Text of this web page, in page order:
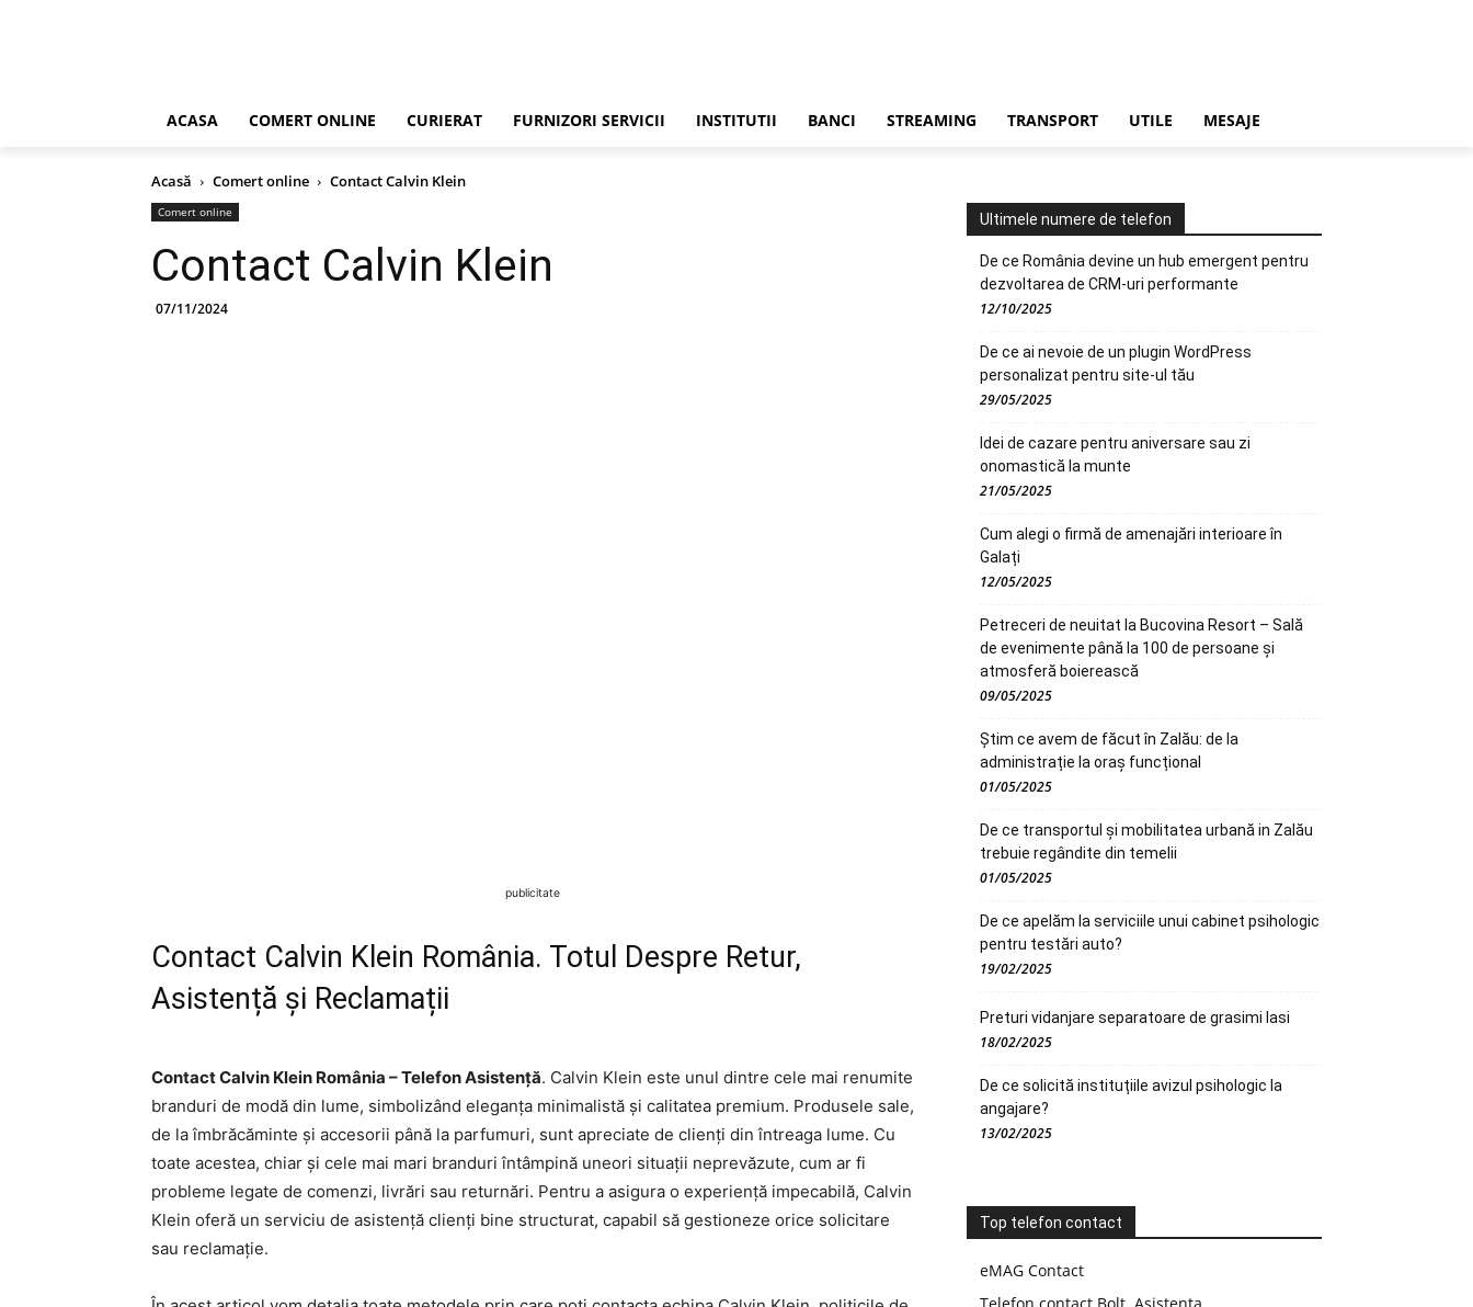
ACASA COMERT ONLINE CURIERAT FURNIZORI SERVICII INSTITUTII BANCI STREAMING TRANSPORT UTILE MESAJE
Acasă Comert online Contact Calvin Klein
Comert online
Contact Calvin Klein
07/11/2024
publicitate
Contact Calvin Klein România. Totul Despre Retur,
Asistență și Reclamații
Contact Calvin Klein România – Telefon Asistență. Calvin Klein este unul dintre cele mai renumite
branduri de modă din lume, simbolizând eleganța minimalistă și calitatea premium. Produsele sale,
de la îmbrăcăminte și accesorii până la parfumuri, sunt apreciate de clienți din întreaga lume. Cu
toate acestea, chiar și cele mai mari branduri întâmpină uneori situații neprevăzute, cum ar fi
probleme legate de comenzi, livrări sau returnări. Pentru a asigura o experiență impecabilă, Calvin
Klein oferă un serviciu de asistență clienți bine structurat, capabil să gestioneze orice solicitare
sau reclamație.
Ultimele numere de telefon
De ce România devine un hub emergent pentru
dezvoltarea de CRM-uri performante
12/10/2025
De ce ai nevoie de un plugin WordPress
personalizat pentru site-ul tău
29/05/2025
Idei de cazare pentru aniversare sau zi
onomastică la munte
21/05/2025
Cum alegi o firmă de amenajări interioare în
Galați
12/05/2025
Petreceri de neuitat la Bucovina Resort – Sală
de evenimente până la 100 de persoane și
atmosferă boierească
09/05/2025
Știm ce avem de făcut în Zalău: de la
administrație la oraș funcțional
01/05/2025
De ce transportul și mobilitatea urbană in Zalău
trebuie regândite din temelii
01/05/2025
De ce apelăm la serviciile unui cabinet psihologic
pentru testări auto?
19/02/2025
Preturi vidanjare separatoare de grasimi Iasi
18/02/2025
De ce solicită instituțiile avizul psihologic la
angajare?
13/02/2025
Top telefon contact
eMAG Contact